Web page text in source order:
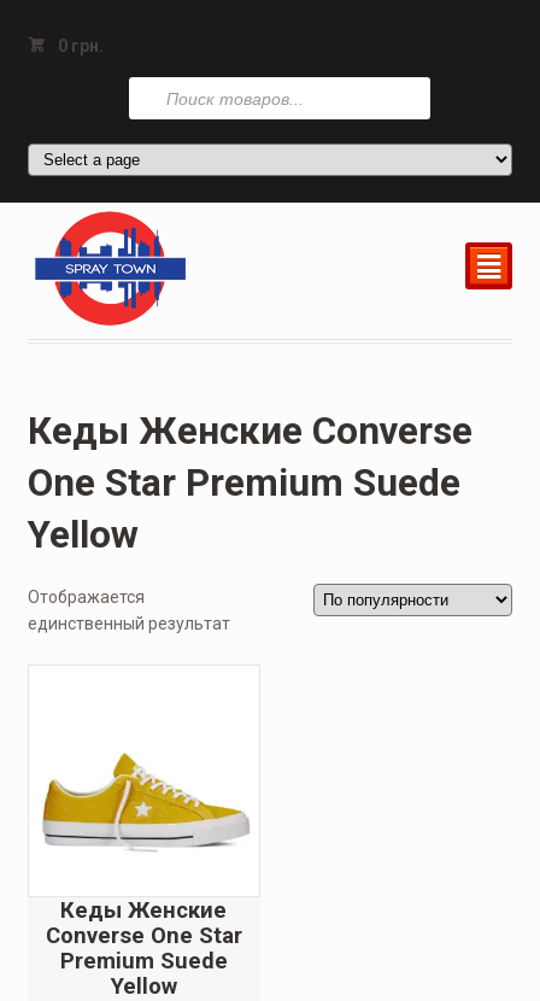
0 грн.
Поиск
товаров
²
Кеды Женские Converse
One Star Premium Suede
Yellow
Отображается
единственный результат
Кеды Женские
Converse One Star
Premium Suede
Yellow